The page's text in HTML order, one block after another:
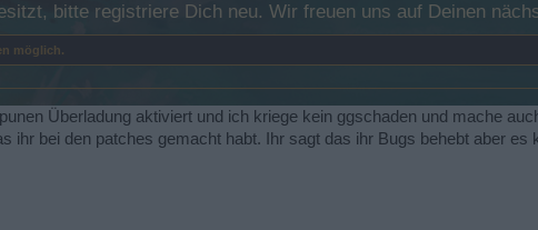
bitte registriere Dich neu. Wir freuen uns auf Deinen
möglich.
Überladung aktiviert und ich kriege kein ggschaden und mache
ihr bei den patches gemacht habt. Ihr sagt das ihr Bugs behebt aber es